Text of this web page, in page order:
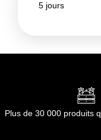
5 jours
Plus de 30 000 produits